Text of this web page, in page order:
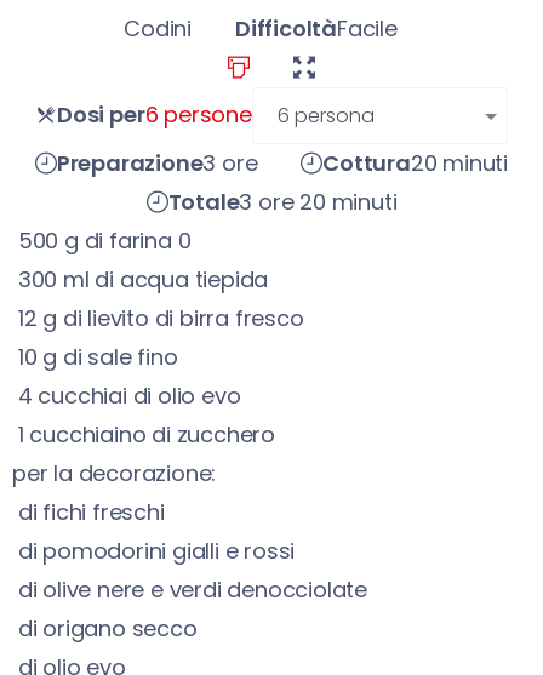
Codini DifficoltàFacile
Dosi per6 personepersone
Preparazione3 ore Cottura20 minuti
Totale3 ore 20 minuti
500 g di farina 0
300 ml di acqua tiepida
12 g di lievito di birra fresco
10 g di sale fino
4 cucchiai di olio evo
1 cucchiaino di zucchero
per la decorazione:
di fichi freschi
di pomodorini gialli e rossi
di olive nere e verdi denocciolate
di origano secco
di olio evo